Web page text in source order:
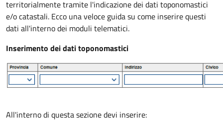
territorialmente tramite l'indicazione dei dati toponomastici
e/o catastali. Ecco una veloce guida su come inserire questi
dati all'interno dei moduli telematici.
Inserimento dei dati toponomastici
All'interno di questa sezione devi inserire: